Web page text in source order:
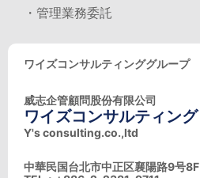
・管理業務委託
ワイズコンサルティンググループ
威志企管顧問股份有限公司
ワイズコンサルティング
Y's consulting.co.,ltd
中華民国台北市中正区襄陽路9号8F